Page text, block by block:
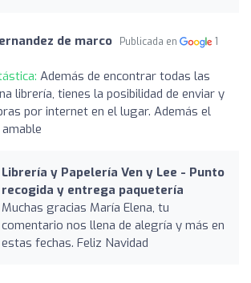
de marco Publicada en
1
Además de encontrar todas las
librería, tienes la posibilidad de enviar y
por internet en el lugar. Además el
Librería y Papelería Ven y Lee - Punto
recogida y entrega paquetería
Muchas gracias María Elena, tu
comentario nos llena de alegría y más en
estas fechas. Feliz Navidad